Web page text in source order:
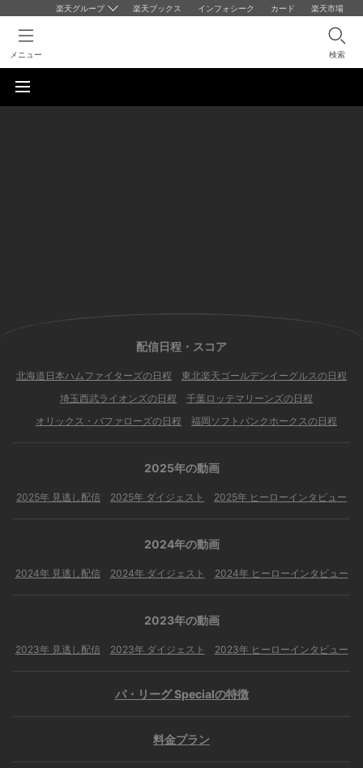
楽天グループ 楽天ブックス インフォシーク カード 楽天市場
メニュー 検索
配信日程・スコア
北海道日本ハムファイターズの日程
東北楽天ゴールデンイーグルスの日程
埼玉西武ライオンズの日程
千葉ロッテマリーンズの日程
オリックス・バファローズの日程
福岡ソフトバンクホークスの日程
2025年の動画
2025年 見逃し配信 2025年 ダイジェスト 2025年 ヒーローインタビュー
2024年の動画
2024年 見逃し配信 2024年 ダイジェスト 2024年 ヒーローインタビュー
2023年の動画
2023年 見逃し配信 2023年 ダイジェスト 2023年 ヒーローインタビュー
パ・リーグ Specialの特徴
料金プラン